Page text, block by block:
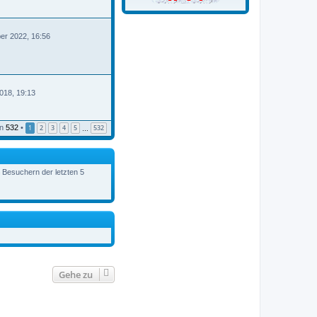
2022, 16:56
19:13
532 • 1 2 3 4 5 … 532
Besuchern der letzten 5
Gehe zu